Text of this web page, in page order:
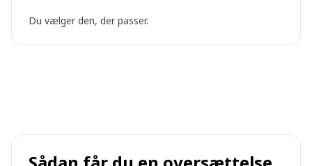
Du vælger den, der passer.